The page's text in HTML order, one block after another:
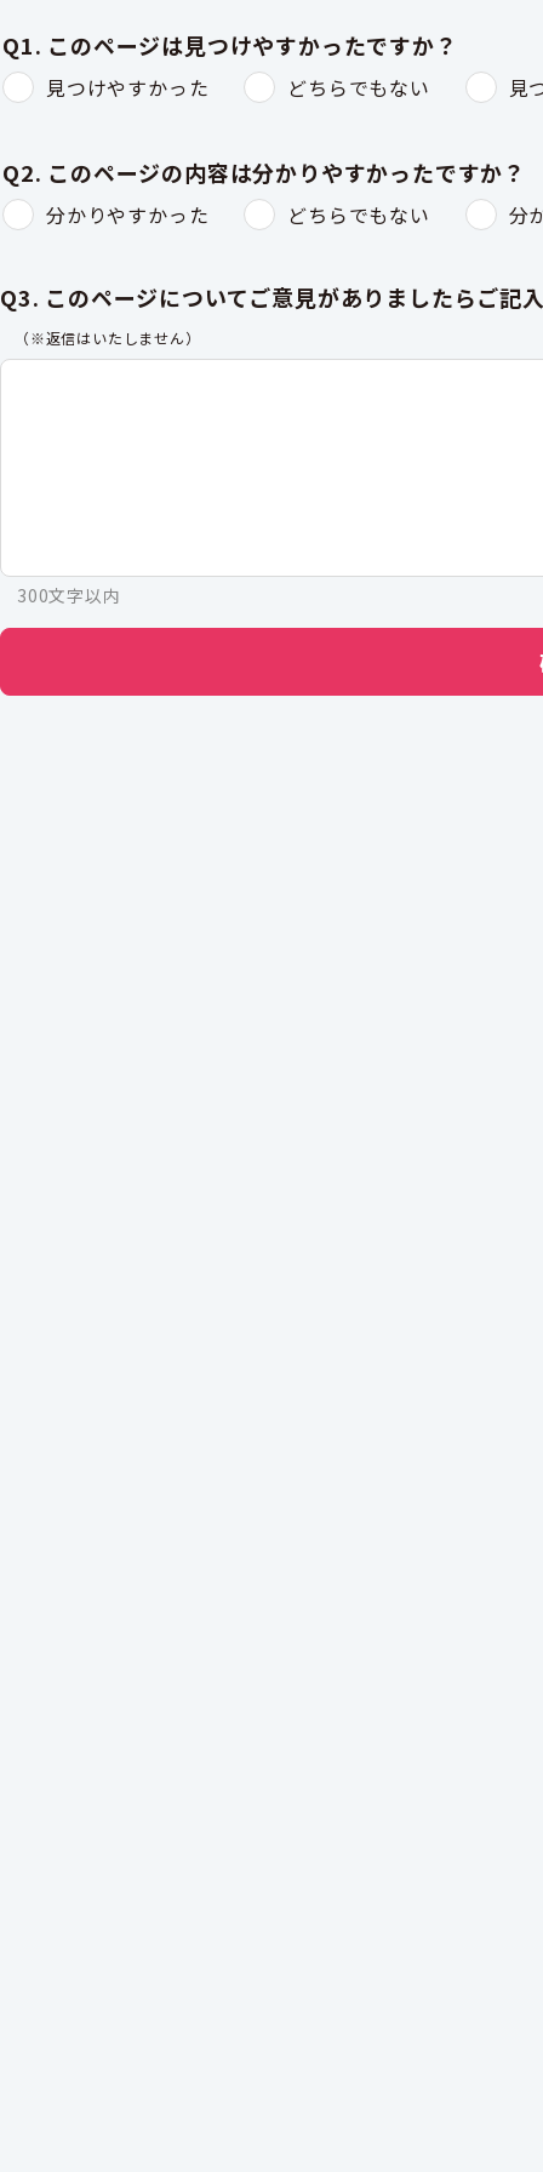
Q1. このページは見つけやすかったですか？
見つけやすかった どちらでもない 見
Q2. このページの内容は分かりやすかったですか？
分かりやすかった どちらでもない 分
Q3. このページについてご意見がありましたらご記
（※返信はいたしません）
300文字以内